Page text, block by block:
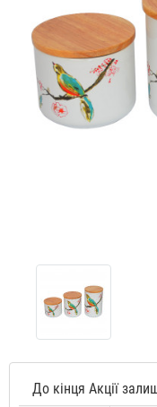
До кінця Акції